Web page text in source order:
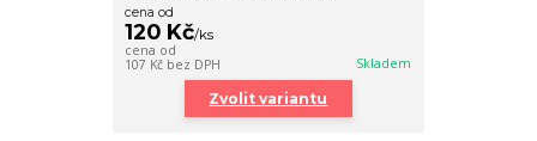
cena od
120 Kč/ks
cena od
107 Kč bez DPH Skladem
Zvolit variantu